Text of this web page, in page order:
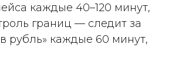
каждые 40–120 минут,
границ — следит за
каждые 60 минут,